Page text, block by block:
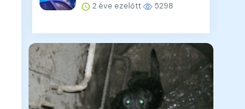
2 éve ezelőtt 5298